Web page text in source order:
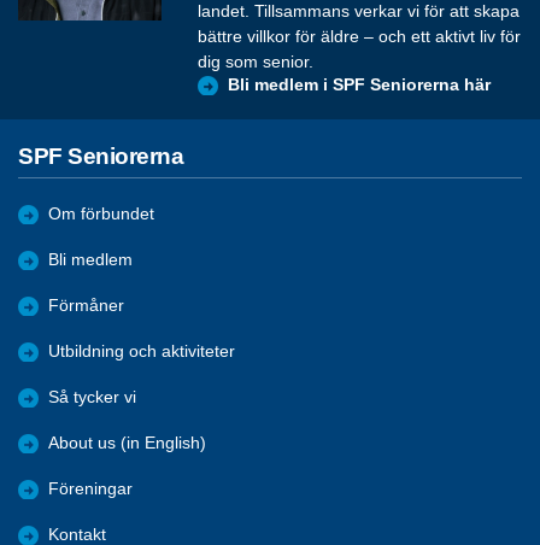
landet. Tillsammans verkar vi för att skapa
bättre villkor för äldre – och ett aktivt liv för
dig som senior.
Bli medlem i SPF Seniorerna här
SPF Seniorerna
Om förbundet
Bli medlem
Förmåner
Utbildning och aktiviteter
Så tycker vi
About us (in English)
Föreningar
Kontakt